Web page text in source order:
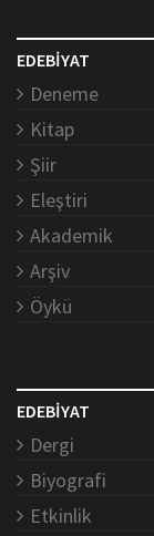
EDEBİYAT
Deneme
Kitap
Şiir
Eleştiri
Akademik
Arşiv
Öykü
EDEBİYAT
Dergi
Biyografi
Etkinlik